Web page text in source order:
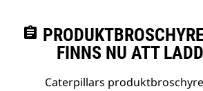
assignment
FINNS NU ATT
Caterpillars